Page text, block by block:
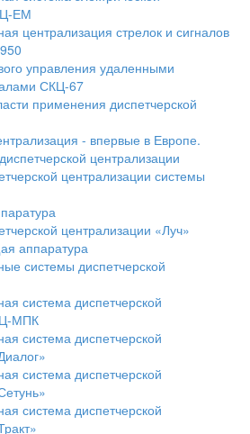
ЕМ
централизация стрелок и сигналов
управления удаленными
СКЦ-67
применения диспетчерской
- впервые в Европе.
централизации
централизации системы
централизации «Луч»
аппаратура
системы диспетчерской
система диспетчерской
МПК
система диспетчерской
система диспетчерской
система диспетчерской